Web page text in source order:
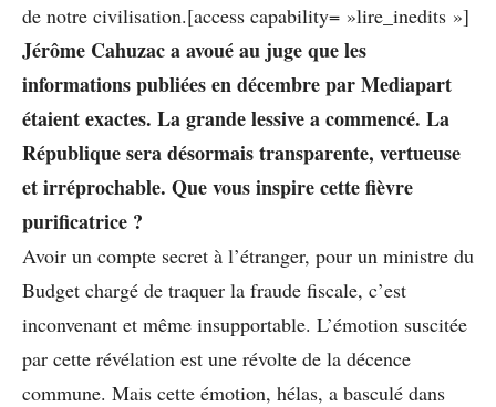
de notre civilisation.[access capability= »lire_inedits »]
Jérôme Cahuzac a avoué au juge que les
informations publiées en décembre par Mediapart
étaient exactes. La grande lessive a commencé. La
République sera désormais transparente, vertueuse
et irréprochable. Que vous inspire cette fièvre
purificatrice ?
Avoir un compte secret à l’étranger, pour un ministre du
Budget chargé de traquer la fraude fiscale, c’est
inconvenant et même insupportable. L’émotion suscitée
par cette révélation est une révolte de la décence
commune. Mais cette émotion, hélas, a basculé dans